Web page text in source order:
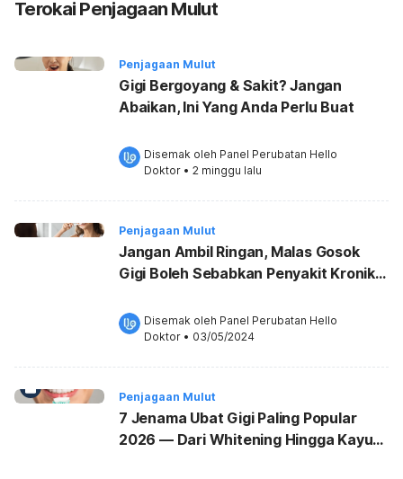
Terokai Penjagaan Mulut
Penjagaan Mulut
Gigi Bergoyang & Sakit? Jangan
Abaikan, Ini Yang Anda Perlu Buat
Disemak oleh Panel Perubatan Hello
Doktor • 2 minggu lalu
Penjagaan Mulut
Jangan Ambil Ringan, Malas Gosok
Gigi Boleh Sebabkan Penyakit Kronik
Disemak oleh Panel Perubatan Hello
Doktor • 03/05/2024
Penjagaan Mulut
7 Jenama Ubat Gigi Paling Popular
2026 — Dari Whitening Hingga Kayu